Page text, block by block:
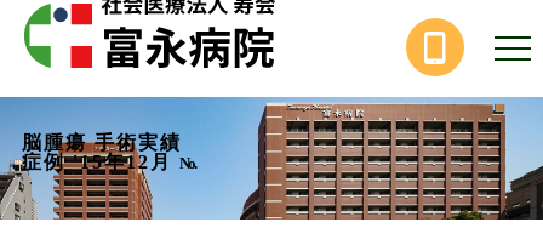
脳腫瘍 手術実績
症例 '15年12月
No.